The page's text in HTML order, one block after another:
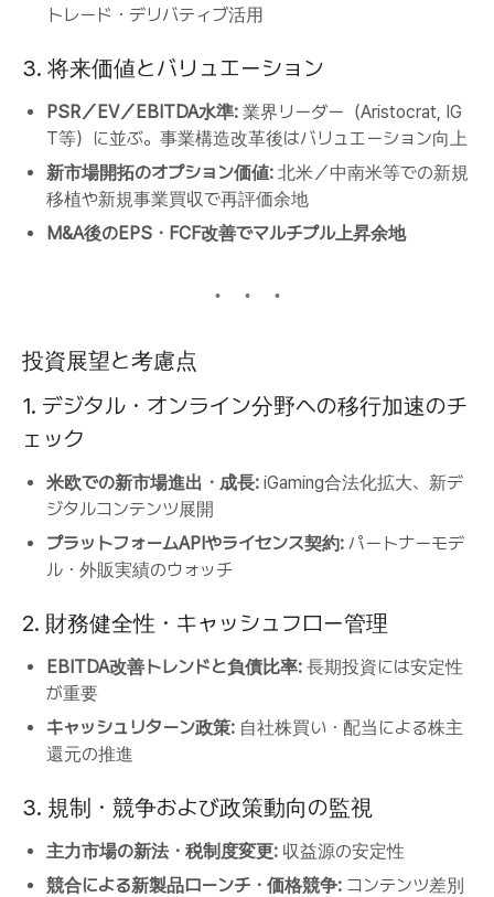
トレード・デリバティブ活用
3. 将来価値とバリュエーション
PSR／EV／EBITDA水準: 業界リーダー（Aristocrat, IG
T等）に並ぶ。事業構造改革後はバリュエーション向上
新市場開拓のオプション価値: 北米／中南米等での新規
移植や新規事業買収で再評価余地
M&A後のEPS・FCF改善でマルチプル上昇余地
投資展望と考慮点
1. デジタル・オンライン分野への移行加速のチ
ェック
米欧での新市場進出・成長: iGaming合法化拡大、新デ
ジタルコンテンツ展開
プラットフォームAPIやライセンス契約: パートナーモデ
ル・外販実績のウォッチ
2. 財務健全性・キャッシュフロー管理
EBITDA改善トレンドと負債比率: 長期投資には安定性
が重要
キャッシュリターン政策: 自社株買い・配当による株主
還元の推進
3. 規制・競争および政策動向の監視
主力市場の新法・税制度変更: 収益源の安定性
競合による新製品ローンチ・価格競争: コンテンツ差別